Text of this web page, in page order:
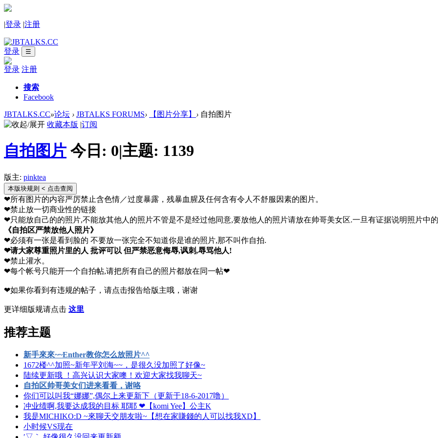
|登录 |注册
登录 ☰
登录 注册
搜索
Facebook
JBTALKS.CC»论坛 › JBTALKS FORUMS› 【图片分享】 › 自拍图片
收藏本版 |订阅
自拍图片 今日: 0|主题: 1139
版主: pinktea
本版块规则 < 点击查阅
❤所有图片的内容严厉禁止含色情／过度暴露，残暴血腥及任何含有令人不舒服因素的图片。
❤禁止放一切商业性的链接
❤只能放自己的的照片,不能放其他人的照片不管是不是经过他同意,要放他人的照片请放在帅哥美女区.一旦有证据说明照片中
《自拍区严禁放他人照片》
❤必须有一张是看到脸的 不要放一张完全不知道你是谁的照片,那不叫作自拍.
❤请大家尊重照片里的人 批评可以 但严禁恶意侮辱,讽刺,辱骂他人!
❤禁止灌水。
❤每个帐号只能开一个自拍帖,请把所有自己的照片都放在同一帖❤
❤如果你看到有违规的帖子，请点击报告给版主哦，谢谢
更详细版规请点击 这里
推荐主题
新手來來~~Enther教你怎么放照片^^
1672楼^^加照~新年平刘海~~，是很久没加照了好像~
陆续更新哦 ！高兴认识大家噢！欢迎大家找我聊天~
自拍区帅哥美女们进来看看，谢咯
你们可以叫我“娜娜”,偶尔上来更新下（更新于18-6-2017噜）
冲业绩啊,我要达成我的目标 耶耶 ❤【komi Yee】公主K
我是MICHIKO:D ~來聊天交朋友啦~【想在家賺錢的人可以找我XD】
小时候VS现在